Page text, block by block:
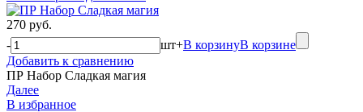
270 руб.
-
шт+В корзинуВ корзине
Добавить к сравнению
ПР Набор Сладкая магия
Далее
В избранное